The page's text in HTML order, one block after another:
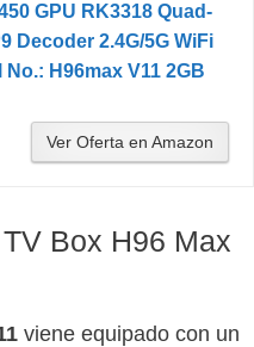
GPU RK3318 Quad-
Decoder 2.4G/5G WiFi
H96max V11 2GB
Ver Oferta en Amazon
Box H96 Max
viene equipado con un